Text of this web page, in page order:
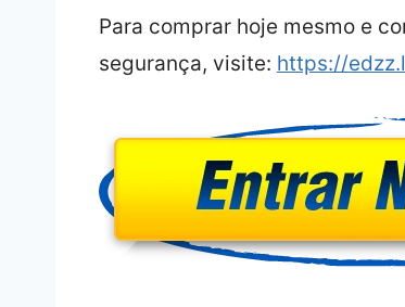
Para comprar hoje mesmo e
segurança, visite: https://